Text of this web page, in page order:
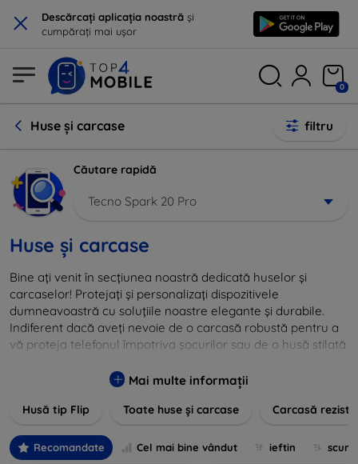
× Descărcați aplicația noastră și
cumpărați mai ușor
0
Huse și carcase filtru
Căutare rapidă
Tecno Spark 20 Pro
Huse și carcase
Bine ați venit în secțiunea noastră dedicată huselor și
carcaselor! Protejați și personalizați dispozitivele
dumneavoastră cu soluțiile noastre elegante și durabile.
Indiferent dacă aveți nevoie de o carcasă robustă pentru a
vă proteja telefonul împotriva șocurilor sau de o husă stilată
îndeplinească toate cerințele dvs. Descoperiți varietatea
designuri inovatoare menite să ofere nu doar protecție, ci și
Mai multe informații
Husă tip Flip Toate huse și carcase Carcasă
Recomandate Cel mai bine vândut ieftin